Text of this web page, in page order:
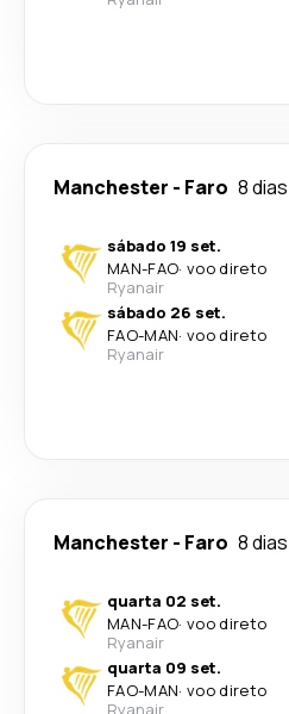
Manchester - Faro 8 dias
sábado 19 set.
MAN-FAO· voo direto
Ryanair
sábado 26 set.
FAO-MAN· voo direto
Ryanair
Manchester - Faro 8 dias
quarta 02 set.
MAN-FAO· voo direto
Ryanair
quarta 09 set.
FAO-MAN· voo direto
Ryanair